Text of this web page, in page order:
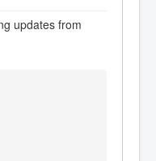
updates from